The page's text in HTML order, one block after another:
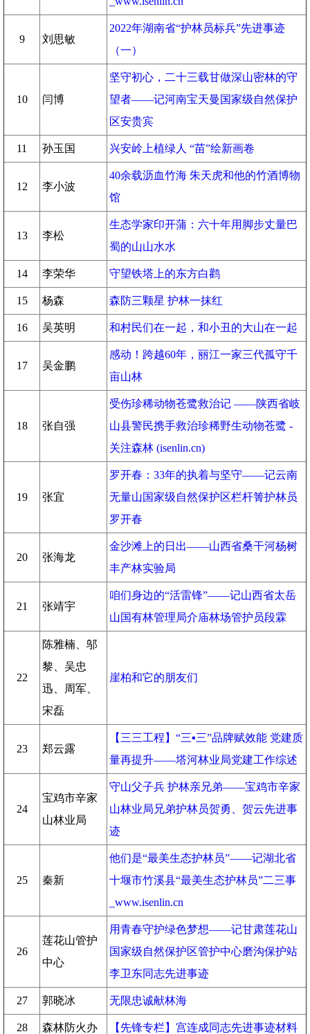
9 刘思敏
2022年湖南省“护林员标兵”先进事迹
（一）
10 闫博
坚守初心，二十三载甘做深山密林的守
望者——记河南宝天曼国家级自然保护
区安贵宾
11 孙玉国 兴安岭上植绿人 “苗”绘新画卷
12 李小波
40余载沥血竹海 朱天虎和他的竹酒博物
馆
13 李松
生态学家印开蒲：六十年用脚步丈量巴
蜀的山山水水
14 李荣华 守望铁塔上的东方白鹳
15 杨森 森防三颗星 护林一抹红
16 吴英明 和村民们在一起，和小丑的大山在一起
17 吴金鹏
感动！跨越60年，丽江一家三代孤守千
亩山林
18 张自强
受伤珍稀动物苍鹭救治记 ——陕西省岐
山县警民携手救治珍稀野生动物苍鹭 -
关注森林 (isenlin.cn)
19 张宜
罗开春：33年的执着与坚守——记云南
无量山国家级自然保护区栏杆箐护林员
罗开春
20 张海龙
金沙滩上的日出——山西省桑干河杨树
丰产林实验局
21 张靖宇
咱们身边的“活雷锋”——记山西省太岳
山国有林管理局介庙林场管护员段霖
22
陈雅楠、邬
黎、吴忠
迅、周军、
宋磊
崖柏和它的朋友们
23 郑云露
【三三工程】“三▪三”品牌赋效能 党建质
量再提升——塔河林业局党建工作综述
24
宝鸡市辛家
山林业局
守山父子兵 护林亲兄弟——宝鸡市辛家
山林业局兄弟护林员贺勇、贺云先进事
迹
25 秦新
他们是“最美生态护林员”——记湖北省
十堰市竹溪县“最美生态护林员”二三事
_www.isenlin.cn
26
莲花山管护
中心
用青春守护绿色梦想——记甘肃莲花山
国家级自然保护区管护中心磨沟保护站
李卫东同志先进事迹
27 郭晓冰 无限忠诚献林海
28 森林防火办 【先锋专栏】宫连成同志先进事迹材料